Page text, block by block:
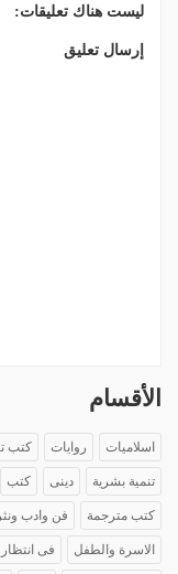
ليست هناك تعليقات:
إرسال تعليق
الأقسام
اسلاميات روايات كتب
تنمية بشرية دينى كتب
كتب مترجمة فن وادب ونثر
الاسرة والطفل فى انتظار